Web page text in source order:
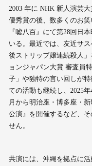
2003 年に NHK 新⼈演芸
優秀賞の後、数多くのお
『嘘⼋百』にて第28回⽇
いる。最近では、友近サ
後ストリップ嬢連続殺⼈
ョンジャパン⼤賞 審査員
⼦」や独特の⾔い回しが
ての活動も継続し、2025
⽉から明治座・博多座・
公演』を開催するなど、
せん。
共演には、沖縄を拠点に